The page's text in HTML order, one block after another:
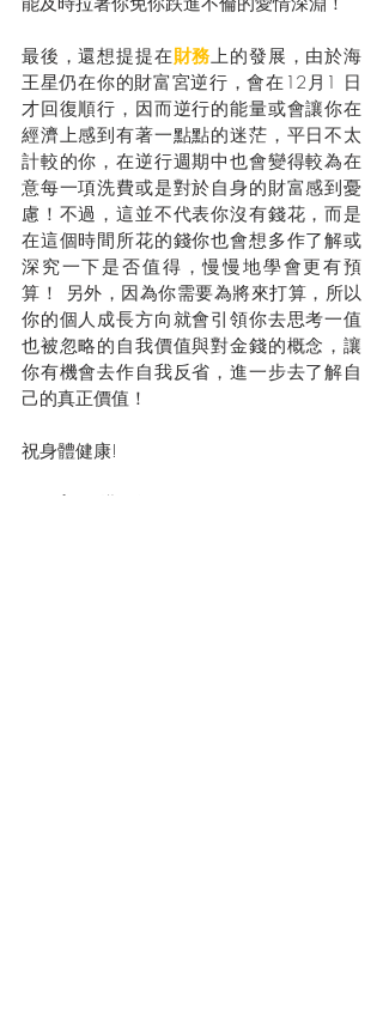
最後，還想提提在財務上的發展，由於海
王星仍在你的財富宮逆行，會在12月1 日
才回復順行，因而逆行的能量或會讓你在
經濟上感到有著一點點的迷茫，平日不太
計較的你，在逆行週期中也會變得較為在
意每一項洗費或是對於自身的財富感到憂
慮！不過，這並不代表你沒有錢花，而是
在這個時間所花的錢你也會想多作了解或
深究一下是否值得，慢慢地學會更有預
算！ 另外，因為你需要為將來打算，所以
你的個人成長方向就會引領你去思考一值
也被忽略的自我價值與對金錢的概念，讓
你有機會去作自我反省，進一步去了解自
己的真正價值！
祝身體健康!
Love from 塔羅師Renee